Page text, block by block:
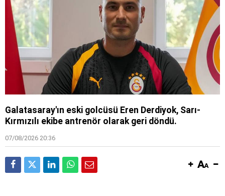
Galatasaray'ın eski golcüsü Eren Derdiyok, Sarı-
Kırmızılı ekibe antrenör olarak geri döndü.
07/08/2026 20:36